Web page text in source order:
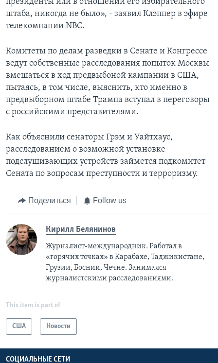
президенты или в отношении его избирательного
штаба, никогда не было», - заявил Клэппер в эфире
телекомпании NBC.
Комитеты по делам разведки в Сенате и Конгрессе
ведут собственные расследования попыток Москвы
вмешаться в ход предвыбоной кампании в США,
пытаясь, в том числе, выяснить, кто именно в
предвыборном штабе Трампа вступал в переговоры
с российскими представителями.
Как объяснили сенаторы Грэм и Уайтхаус,
расследованием о возможной установке
подслушивающих устройств займется подкомитет
Сената по вопросам преступности и терроризму.
Поделиться Follow us
Кирилл Белянинов
Журналист-международник. Работал в
«горячих точках» в Карабахе, Таджикистане,
Грузии, Боснии, Чечне. Занимался
журналистскими расследованиями.
This item is part of
США Новости
СОЦИАЛЬНЫЕ СЕТИ